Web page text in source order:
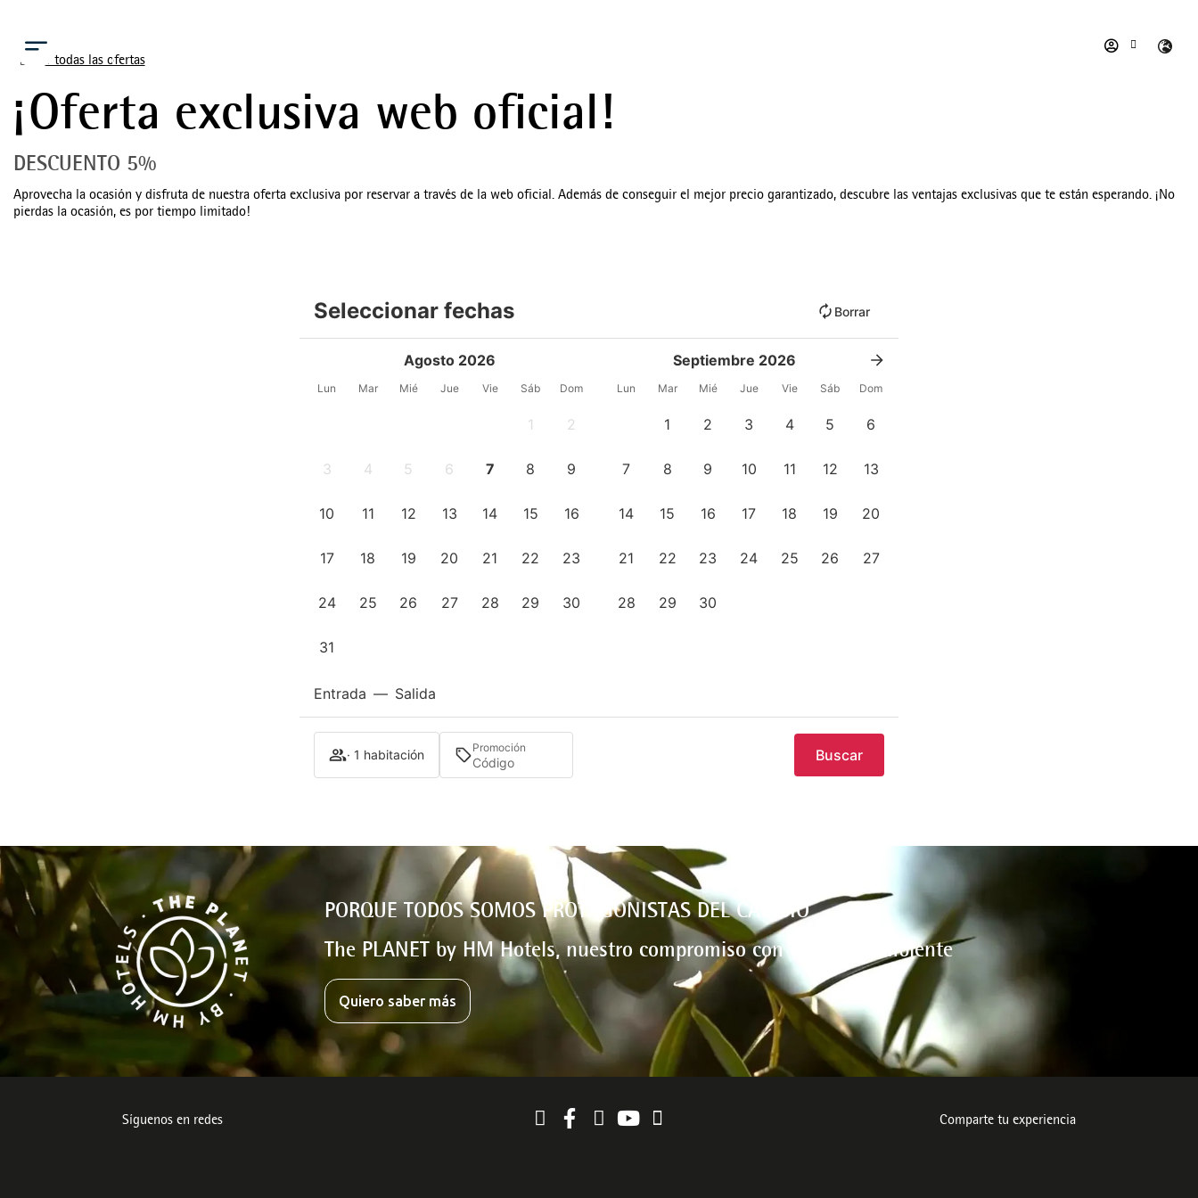
Ver todas las ofertas
¡Oferta exclusiva web oficial!
DESCUENTO 5%
Aprovecha la ocasión y disfruta de nuestra oferta exclusiva por reservar a través de la web oficial. Además de conseguir el mejor precio garantizado, descubre las ventajas exclusivas que te están esperando. ¡No
pierdas la ocasión, es por tiempo limitado!
Seleccionar fechas Borrar
Agosto 2026
Lun Mar Mié Jue Vie Sáb Dom
1 2
3 4 5 6 7 8 9
10 11 12 13 14 15 16
17 18 19 20 21 22 23
24 25 26 27 28 29 30
31
Septiembre 2026
Lun Mar Mié Jue Vie Sáb Dom
1 2 3 4 5 6
7 8 9 10 11 12 13
14 15 16 17 18 19 20
21 22 23 24 25 26 27
28 29 30
Entrada — Salida
· 1 habitación Promoción Buscar
PORQUE TODOS SOMOS PROTAGONISTAS DEL CAMBIO
The PLANET by HM Hotels, nuestro compromiso con el medio ambiente
Quiero saber más
Síguenos en redes Comparte tu experiencia